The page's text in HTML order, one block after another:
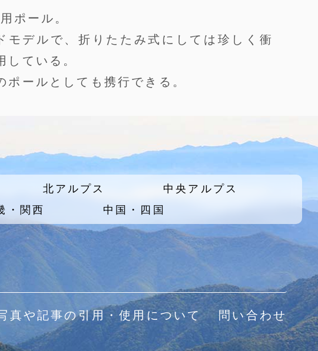
ポール。
デルで、折りたたみ式にしては珍しく衝
ている。
ールとしても携行できる。
北アルプス
中央アルプス
・関西 中国・四国
真や記事の引用・使用について 問い合わせ